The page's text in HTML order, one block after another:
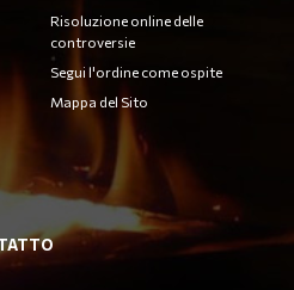
Risoluzione online delle
controversie
Segui l'ordine come ospite
Mappa del Sito